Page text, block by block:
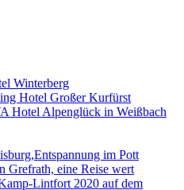
Winterberg
Hotel Großer Kurfürst
Hotel Alpenglück in Weißbach
im Pott
Grefrath, eine Reise wert
Lintfort 2020 auf dem